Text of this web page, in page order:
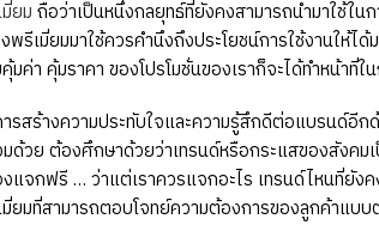
ยม ถือว่าเป็นหนึ่งกลยุทธ์ที่ยังคงสามารถนำมาใช้ใ
พรีเมี่ยมมาใช้ควรคำนึงถึงประโยชน์การใช้งานให้
มค่า คุ้มราคา ของโปรโมชั่นของเราก็จะได้ทำหน้าที่
รสร้างความประทับใจและความรู้สึกดีต่อแบรนด์อี
ด้วย ต้องศึกษาด้วยว่าเทรนด์หรือกระแสของสังคม
แจกฟรี … ว่าแต่เราควรแจกอะไร เทรนด์ไหนที่ยัง
ยมที่สามารถตอบโจทย์ความต้องการของลูกค้าแบ